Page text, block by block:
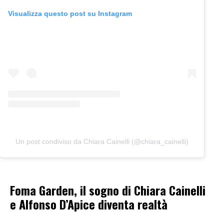
Visualizza questo post su Instagram
Un post condiviso da Chiara Cainelli (@chiara_cainelli)
Foma Garden, il sogno di Chiara Cainelli
e Alfonso D’Apice diventa realtà